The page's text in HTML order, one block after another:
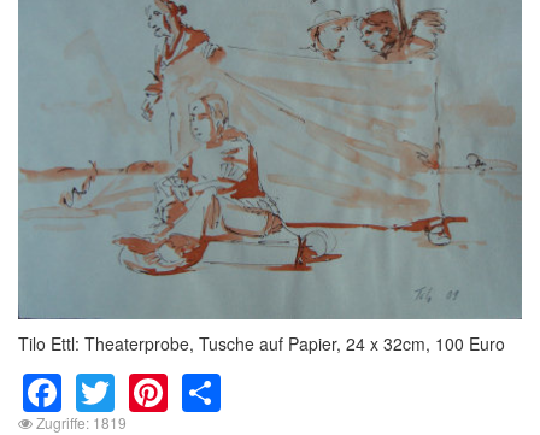
Tilo Ettl: Theaterprobe, Tusche auf Papier, 24 x 32cm, 100 Euro
Facebook
TwitterPinterest
Zugriffe: 1819